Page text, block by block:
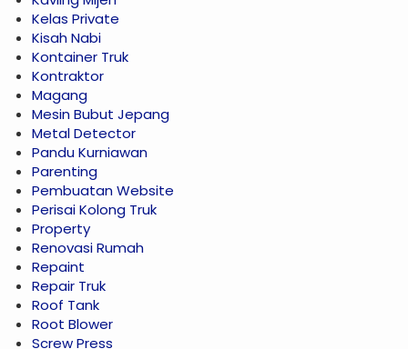
Kelas Private
Kisah Nabi
Kontainer Truk
Kontraktor
Magang
Mesin Bubut Jepang
Metal Detector
Pandu Kurniawan
Parenting
Pembuatan Website
Perisai Kolong Truk
Property
Renovasi Rumah
Repaint
Repair Truk
Roof Tank
Root Blower
Screw Press